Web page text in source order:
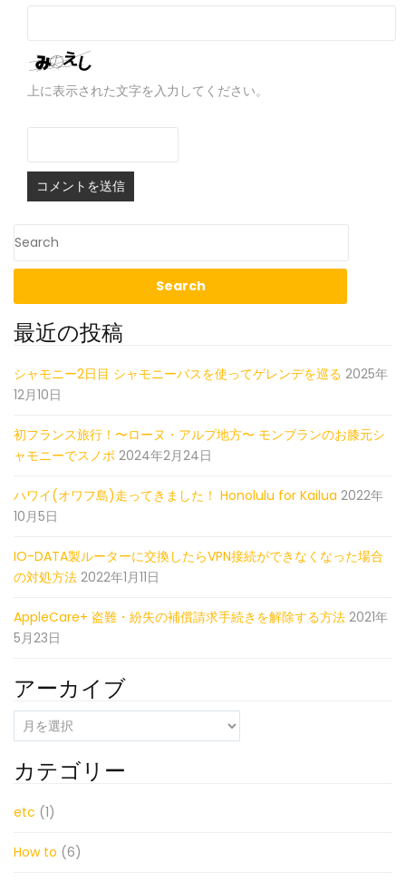
上に表示された文字を入力してください。
最近の投稿
シャモニー2日目 シャモニーバスを使ってゲレンデを巡る 2025年
12月10日
初フランス旅行！〜ローヌ・アルプ地方〜 モンブランのお膝元シ
ャモニーでスノボ 2024年2月24日
ハワイ(オワフ島)走ってきました！ Honolulu for Kailua 2022年
10月5日
IO-DATA製ルーターに交換したらVPN接続ができなくなった場合
の対処方法 2022年1月11日
AppleCare+ 盗難・紛失の補償請求手続きを解除する方法 2021年
5月23日
アーカイブ
ー
カ
イ
ブ
カテゴリー
etc (1)
How to (6)